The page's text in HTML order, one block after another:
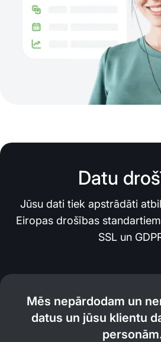
Datu
Jūsu dati tiek apstrādāti
Eiropas drošības
SSL un
Mēs nepārdodam un
datus un jūsu klientu